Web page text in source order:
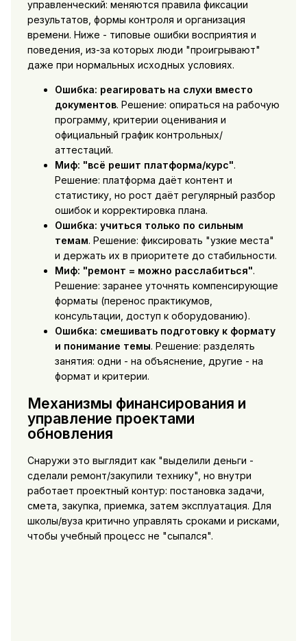
управленческий: меняются правила фиксации
результатов, формы контроля и организация
времени. Ниже - типовые ошибки восприятия и
поведения, из-за которых люди "проигрывают"
даже при нормальных исходных условиях.
Ошибка: реагировать на слухи вместо
документов. Решение: опираться на рабочую
программу, критерии оценивания и
официальный график контрольных/
аттестаций.
Миф: "всё решит платформа/курс".
Решение: платформа даёт контент и
статистику, но рост даёт регулярный разбор
ошибок и корректировка плана.
Ошибка: учиться только по сильным
темам. Решение: фиксировать "узкие места"
и держать их в приоритете до стабильности.
Миф: "ремонт = можно расслабиться".
Решение: заранее уточнять компенсирующие
форматы (перенос практикумов,
консультации, доступ к оборудованию).
Ошибка: смешивать подготовку к формату
и понимание темы. Решение: разделять
занятия: одни - на объяснение, другие - на
формат и критерии.
Механизмы финансирования и
управление проектами
обновления
Снаружи это выглядит как "выделили деньги -
сделали ремонт/закупили технику", но внутри
работает проектный контур: постановка задачи,
смета, закупка, приемка, затем эксплуатация. Для
школы/вуза критично управлять сроками и рисками,
чтобы учебный процесс не "сыпался".